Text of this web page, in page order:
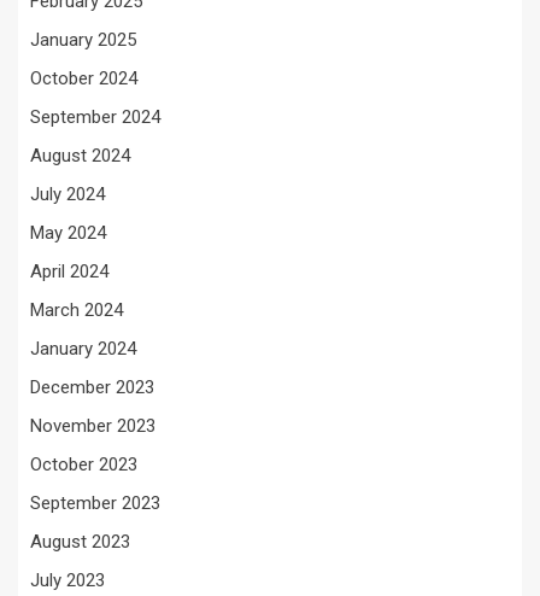
January 2025
October 2024
September 2024
August 2024
July 2024
May 2024
April 2024
March 2024
January 2024
December 2023
November 2023
October 2023
September 2023
August 2023
July 2023